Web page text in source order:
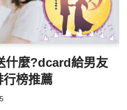
什麼?dcard給男友
行榜推薦